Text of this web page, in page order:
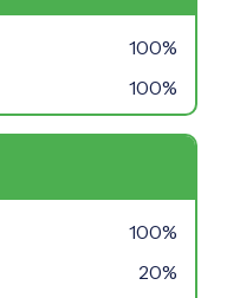
100%
100%
100%
20%